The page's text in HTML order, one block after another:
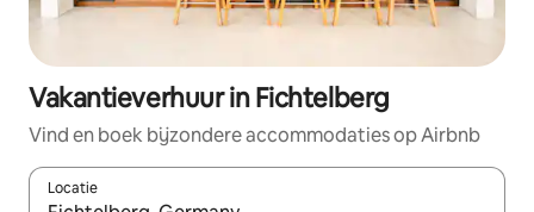
Vakantieverhuur in Fichtelberg
Vind en boek bijzondere accommodaties op Airbnb
Locatie